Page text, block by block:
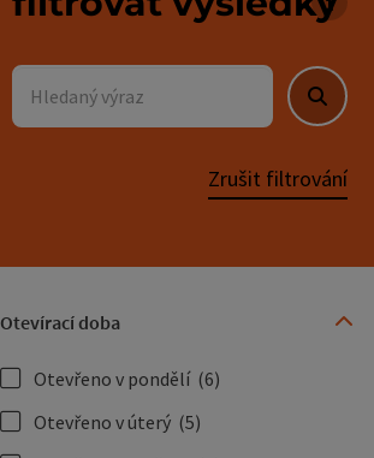
U
Hledaný výraz
Hledat
Zrušit filtrování
Otevírací doba
Otevřeno v pondělí (6)
Otevřeno v úterý (5)